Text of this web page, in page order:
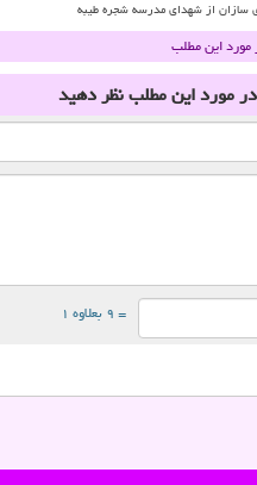
سازان از شهدای مدرسه شجره طیبه
مورد این مطلب
در مورد این مطلبنظر دهید
= ۹ بعلاوه ۱